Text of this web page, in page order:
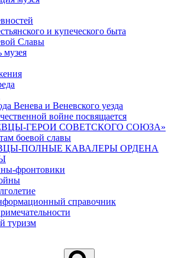
и купеческого быта
Славы
музея
Венева и Веневского уезда
войне посвящается
ГЕРОИ СОВЕТСКОГО СОЮЗА»
боевой славы
ПОЛНЫЕ КАВАЛЕРЫ ОРДЕНА
фронтовики
справочник
туризм